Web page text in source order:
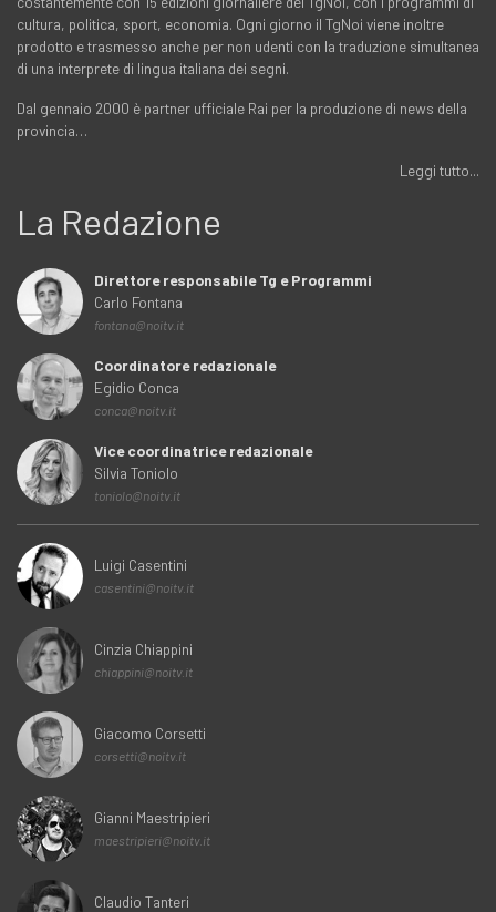
cultura, politica, sport, economia. Ogni giorno il TgNoi viene inoltre
prodotto e trasmesso anche per non udenti con la traduzione simultanea
di una interprete di lingua italiana dei segni.
Dal gennaio 2000 è partner ufficiale Rai per la produzione di news della
provincia…
Leggi tutto...
La Redazione
Direttore responsabile Tg e Programmi
Carlo Fontana
fontana@noitv.it
Coordinatore redazionale
Egidio Conca
conca@noitv.it
Vice coordinatrice redazionale
Silvia Toniolo
toniolo@noitv.it
Luigi Casentini
casentini@noitv.it
Cinzia Chiappini
chiappini@noitv.it
Giacomo Corsetti
corsetti@noitv.it
Gianni Maestripieri
maestripieri@noitv.it
Claudio Tanteri